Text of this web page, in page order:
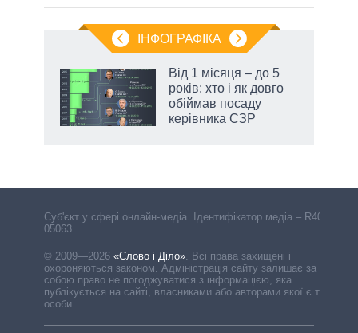
ІНФОГРАФІКА
Від 1 місяця – до 5
років: хто і як довго
обіймав посаду
керівника СЗР
Cуб'єкт у сфері онлайн-медіа. Ідентифікатор медіа – R40-
05063
© 2009—2026 «Слово і Діло». Всі права захищені і
охороняються законом. Адміністрація сайту залишає за
собою право не погоджуватися з інформацією, яка
публікується на сайті, власниками або авторами якої є треті
особи.